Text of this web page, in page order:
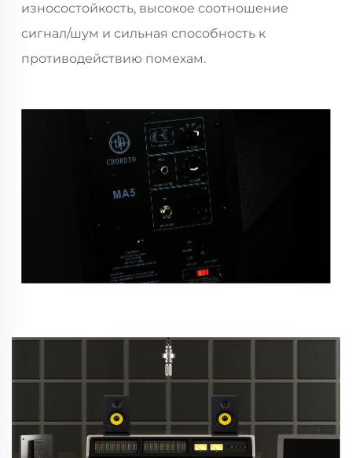
износостойкость, высокое соотношение
сигнал/шум и сильная способность к
противодействию помехам.